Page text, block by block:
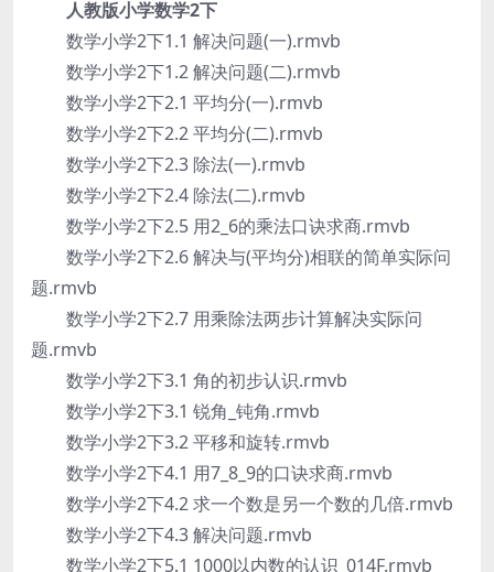
人教版小学数学2下
数学小学2下1.1 解决问题(一).rmvb
数学小学2下1.2 解决问题(二).rmvb
数学小学2下2.1 平均分(一).rmvb
数学小学2下2.2 平均分(二).rmvb
数学小学2下2.3 除法(一).rmvb
数学小学2下2.4 除法(二).rmvb
数学小学2下2.5 用2_6的乘法口诀求商.rmvb
数学小学2下2.6 解决与(平均分)相联的简单实际问
题.rmvb
数学小学2下2.7 用乘除法两步计算解决实际问
题.rmvb
数学小学2下3.1 角的初步认识.rmvb
数学小学2下3.1 锐角_钝角.rmvb
数学小学2下3.2 平移和旋转.rmvb
数学小学2下4.1 用7_8_9的口诀求商.rmvb
数学小学2下4.2 求一个数是另一个数的几倍.rmvb
数学小学2下4.3 解决问题.rmvb
数学小学2下5.1 1000以内数的认识_014F.rmvb